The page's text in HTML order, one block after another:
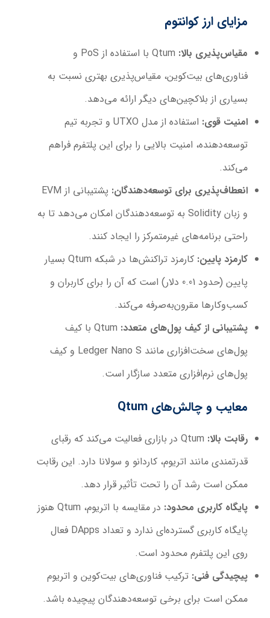
مزایای ارز کوانتوم
مقیاس‌پذیری بالا:
Qtum با استفاده از PoS و
فناوری‌های بیت‌کوین، مقیاس‌پذیری بهتری نسبت به
بسیاری از بلاکچین‌های دیگر ارائه می‌دهد.
امنیت قوی:
استفاده از مدل UTXO و تجربه تیم
توسعه‌دهنده، امنیت بالایی را برای این پلتفرم فراهم
می‌کند.
انعطاف‌پذیری برای توسعه‌دهندگان:
پشتیبانی از EVM
و زبان Solidity به توسعه‌دهندگان امکان می‌دهد تا به
راحتی برنامه‌های غیرمتمرکز را ایجاد کنند.
کارمزد پایین:
کارمزد تراکنش‌ها در شبکه Qtum بسیار
پایین (حدود 0.01 دلار) است که آن را برای کاربران و
کسب‌وکارها مقرون‌به‌صرفه می‌کند.
پشتیبانی از کیف پول‌های متعدد:
Qtum با کیف
پول‌های سخت‌افزاری مانند Ledger Nano S و کیف
پول‌های نرم‌افزاری متعدد سازگار است.
معایب و چالش‌هایQtum
رقابت بالا:
Qtum در بازاری فعالیت می‌کند که رقبای
قدرتمندی مانند اتریوم، کاردانو و سولانا دارد. این رقابت
ممکن است رشد آن را تحت تأثیر قرار دهد.
پایگاه کاربری محدود:
در مقایسه با اتریوم، Qtum هنوز
پایگاه کاربری گسترده‌ای ندارد و تعداد DApps فعال
روی این پلتفرم محدود است.
پیچیدگی فنی: ترکیب فناوری‌های بیت‌کوین و اتریوم
ممکن است برای برخی توسعه‌دهندگان پیچیده باشد.